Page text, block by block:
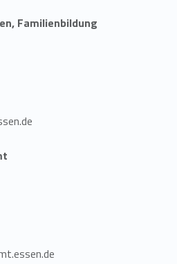
Familienbildung